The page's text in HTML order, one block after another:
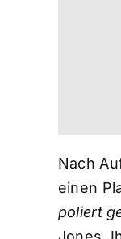
Nach
einen
poliert